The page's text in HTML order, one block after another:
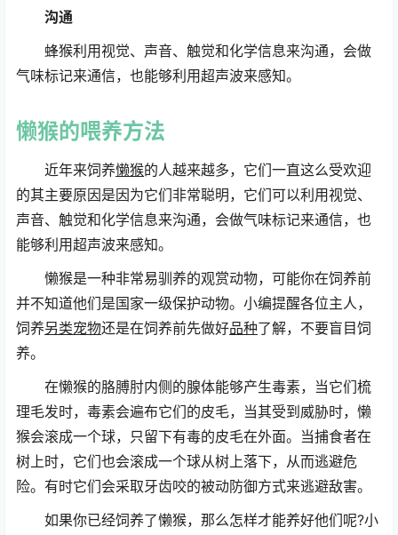
沟通
蜂猴利用视觉、声音、触觉和化学信息来沟通，会做
气味标记来通信，也能够利用超声波来感知。
懒猴的喂养方法
近年来饲养懒猴的人越来越多，它们一直这么受欢迎
的其主要原因是因为它们非常聪明，它们可以利用视觉、
声音、触觉和化学信息来沟通，会做气味标记来通信，也
能够利用超声波来感知。
懒猴是一种非常易驯养的观赏动物，可能你在饲养前
并不知道他们是国家一级保护动物。小编提醒各位主人，
饲养另类宠物还是在饲养前先做好品种了解，不要盲目饲
养。
在懒猴的胳膊肘内侧的腺体能够产生毒素，当它们梳
理毛发时，毒素会遍布它们的皮毛，当其受到威胁时，懒
猴会滚成一个球，只留下有毒的皮毛在外面。当捕食者在
树上时，它们也会滚成一个球从树上落下，从而逃避危
险。有时它们会采取牙齿咬的被动防御方式来逃避敌害。
如果你已经饲养了懒猴，那么怎样才能养好他们呢?小